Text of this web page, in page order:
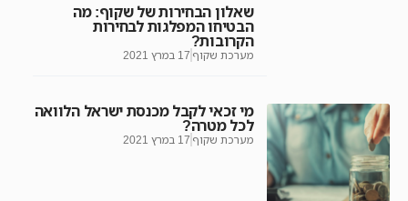
שאלון הבחירות של שקוף: מה
הבטיחו המפלגות לבחירות
הקרובות?
מערכת שקוף 17 במרץ 2021
מי זכאי לקבל מכנסת ישראל הלוואה
לכל מטרה?
מערכת שקוף 17 במרץ 2021